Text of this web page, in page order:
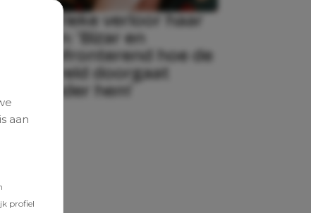
aan
profiel
Marieke verloor haar
man: ‘Bizar en
confronterend hoe de
wereld doorgaat
zonder hem’